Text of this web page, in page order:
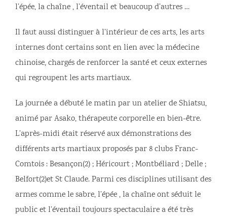
l’épée, la chaîne , l’éventail et beaucoup d’autres …
Il faut aussi distinguer à l’intérieur de ces arts, les arts
internes dont certains sont en lien avec la médecine
chinoise, chargés de renforcer la santé et ceux externes
qui regroupent les arts martiaux.
La journée a débuté le matin par un atelier de Shiatsu,
animé par Asako, thérapeute corporelle en bien-être.
L’après-midi était réservé aux démonstrations des
différents arts martiaux proposés par 8 clubs Franc-
Comtois : Besançon(2) ; Héricourt ; Montbéliard ; Delle ;
Belfort(2)et St Claude. Parmi ces disciplines utilisant des
armes comme le sabre, l’épée , la chaîne ont séduit le
public et l’éventail toujours spectaculaire a été très